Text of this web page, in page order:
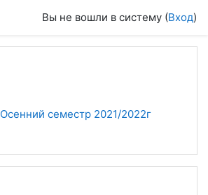
Вы не вошли в систему (Вход)
Осенний семестр 2021/2022г